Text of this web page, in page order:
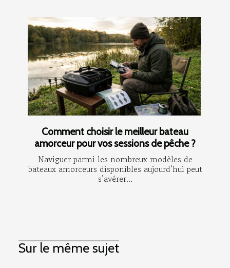
Comment choisir le meilleur bateau
amorceur pour vos sessions de pêche ?
Naviguer parmi les nombreux modèles de
bateaux amorceurs disponibles aujourd’hui peut
s’avérer...
Sur le même sujet